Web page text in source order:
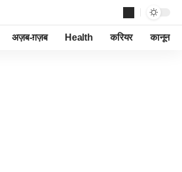
अज़ब-ग़ज़ब Health करियर कानून